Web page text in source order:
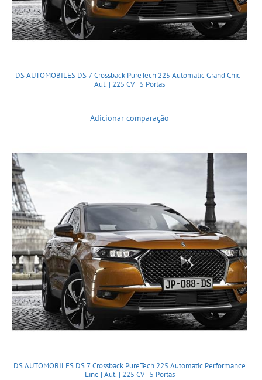
DS AUTOMOBILES DS 7 Crossback PureTech 225 Automatic Grand Chic |
Aut. | 225 CV | 5 Portas
Adicionar comparação
DS AUTOMOBILES DS 7 Crossback PureTech 225 Automatic Performance
Line | Aut. | 225 CV | 5 Portas